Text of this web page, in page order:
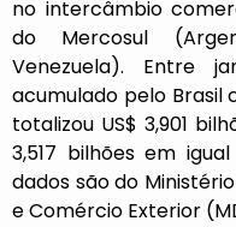
no intercâmbio
do Mercosul
Venezuela). Entre
acumulado pelo Brasil
totalizou US$ 3,901
3,517 bilhões em
dados são do
e Comércio Exterior